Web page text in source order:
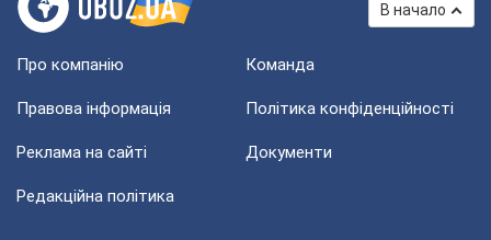
В начало
Про компанію Команда
Правова інформація Політика конфіденційності
Реклама на сайті Документи
Редакційна політика